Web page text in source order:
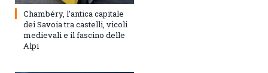
Chambéry, l’antica capitale
dei Savoia tra castelli, vicoli
medievali e il fascino delle
Alpi